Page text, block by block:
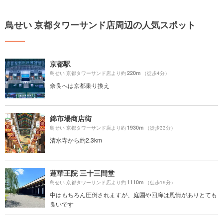
鳥せい 京都タワーサンド店周辺の人気スポット
京都駅
鳥せい 京都タワーサンド店より約220m （徒歩4分）
奈良へは京都乗り換え
錦市場商店街
鳥せい 京都タワーサンド店より約1930m （徒歩33分）
清水寺から約2.3km
蓮華王院 三十三間堂
鳥せい 京都タワーサンド店より約1110m （徒歩19分）
中はもちろん圧倒されますが、庭園や回廊は風情がありとても
良いです